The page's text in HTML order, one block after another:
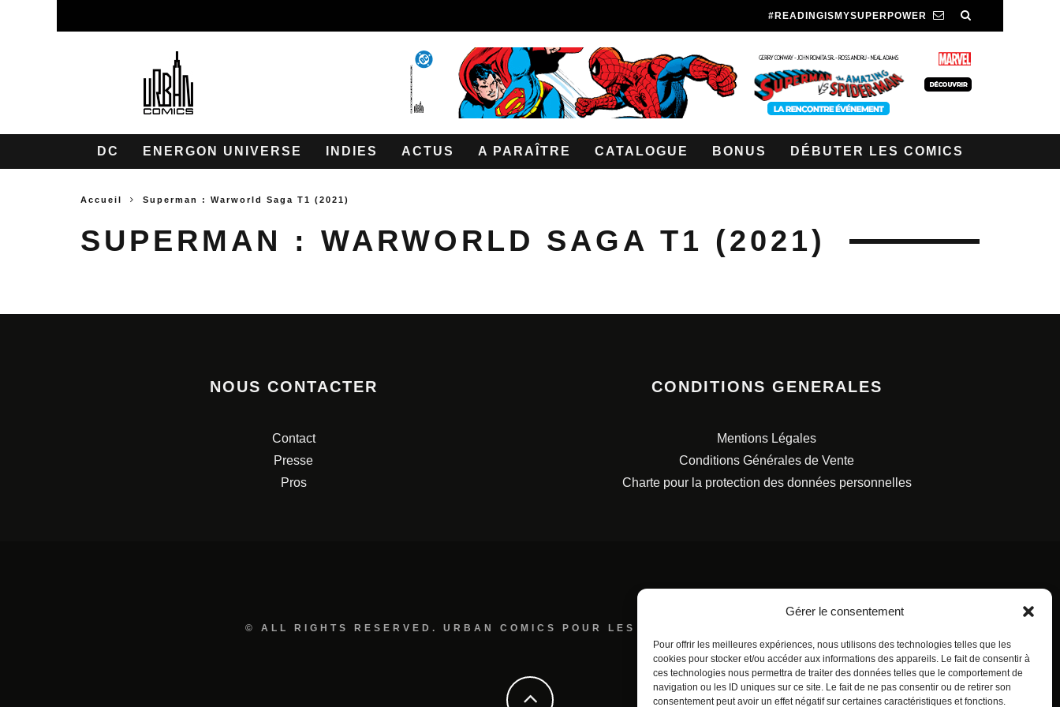
Gérer le consentement
Pour offrir les meilleures expériences, nous utilisons des technologies telles que les
cookies pour stocker et/ou accéder aux informations des appareils. Le fait de consentir à
ces technologies nous permettra de traiter des données telles que le comportement de
navigation ou les ID uniques sur ce site. Le fait de ne pas consentir ou de retirer son
consentement peut avoir un effet négatif sur certaines caractéristiques et fonctions.
#READINGISMYSUPERPOWER
DC ENERGON UNIVERSE INDIES ACTUS A PARAÎTRE CATALOGUE BONUS DÉBUTER LES COMICS
Accueil Superman : Warworld Saga T1 (2021)
SUPERMAN : WARWORLD SAGA T1 (2021)
NOUS CONTACTER
Contact
Presse
Pros
CONDITIONS GENERALES
Mentions Légales
Conditions Générales de Vente
Charte pour la protection des données personnelles
© ALL RIGHTS RESERVED. URBAN COMICS POUR LES ÉDITIONS FRANÇAISES.